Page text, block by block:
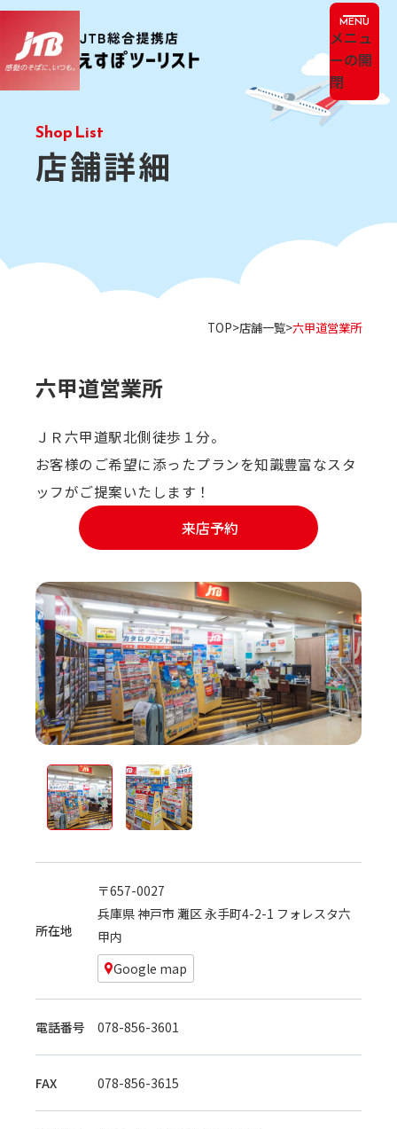
メニュ
ーの開
閉
店舗詳細
TOP 店舗一覧 六甲道営業所
六甲道営業所
ＪＲ六甲道駅北側徒歩１分。
お客様のご希望に添ったプランを知識豊富なスタ
ッフがご提案いたします！
来店予約
所在地
〒657-0027
兵庫県 神戸市 灘区 永手町4-2-1 フォレスタ六
甲内
Google map
電話番号 078-856-3601
FAX 078-856-3615